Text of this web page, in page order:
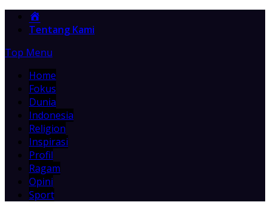
Tentang Kami
Top Menu
Home
Fokus
Dunia
Indonesia
Religion
Inspirasi
Profil
Ragam
Opini
Sport